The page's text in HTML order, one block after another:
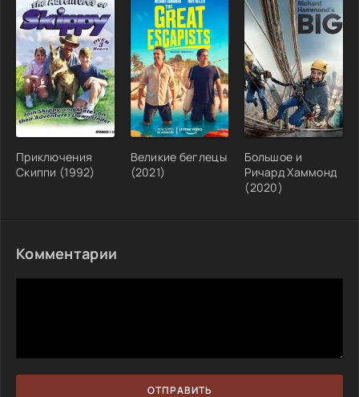
Приключения
Скиппи (1992)
Великие беглецы
(2021)
Большое и
Ричард Хаммонд
(2020)
Комментарии
ОТПРАВИТЬ